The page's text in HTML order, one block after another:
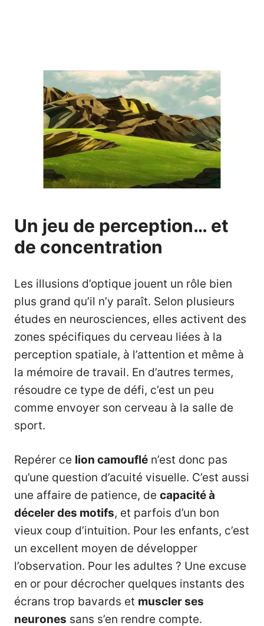
Un jeu de perception… et
de concentration
Les illusions d’optique jouent un rôle bien
plus grand qu’il n’y paraît. Selon plusieurs
études en neurosciences, elles activent des
zones spécifiques du cerveau liées à la
perception spatiale, à l’attention et même à
la mémoire de travail. En d’autres termes,
résoudre ce type de défi, c’est un peu
comme envoyer son cerveau à la salle de
sport.
Repérer ce lion camouflé n’est donc pas
qu’une question d’acuité visuelle. C’est aussi
une affaire de patience, de capacité à
déceler des motifs, et parfois d’un bon
vieux coup d’intuition. Pour les enfants, c’est
un excellent moyen de développer
l’observation. Pour les adultes ? Une excuse
en or pour décrocher quelques instants des
écrans trop bavards et muscler ses
neurones sans s’en rendre compte.